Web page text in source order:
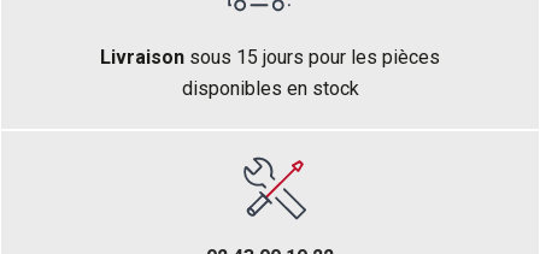
Livraison sous 15 jours pour les pièces
disponibles en stock